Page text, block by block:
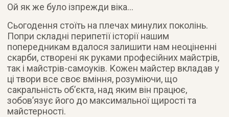
Ой як же було ізпрежди віка…
Сьогодення стоїть на плечах минулих поколінь.
Попри складні перипетії історії нашим
попередникам вдалося залишити нам неоціненні
скарби, створені як руками професійних майстрів,
так і майстрів-самоуків. Кожен майстер вкладав у
ці твори все своє вміння, розуміючи, що
сакральність об’єкта, над яким він працює,
зобов’язує його до максимальної щирості та
майстерності.